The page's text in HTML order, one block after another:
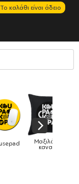
Το καλάθι είναι άδειο
Phone Holders